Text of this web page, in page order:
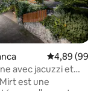
4,89
avec jacuzzi et
est une